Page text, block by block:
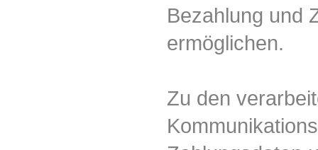
Bezahlung und
ermöglichen.
Zu den